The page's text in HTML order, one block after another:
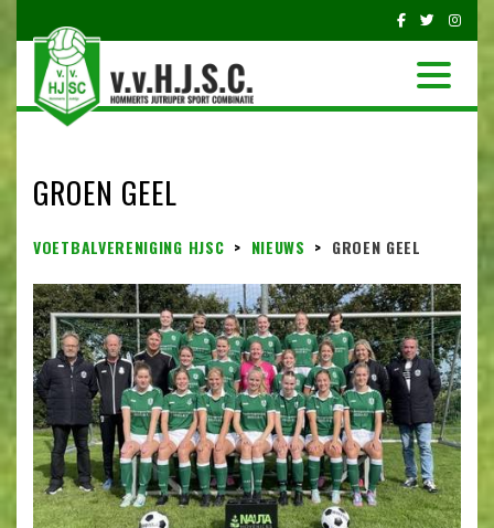
GROEN GEEL
VOETBALVERENIGING HJSC > NIEUWS > GROEN GEEL